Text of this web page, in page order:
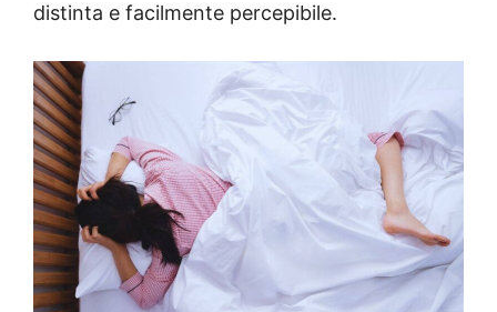
distinta e facilmente percepibile.